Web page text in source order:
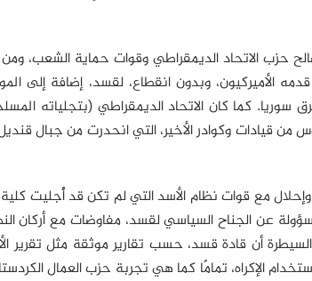
حزب الاتحاد الديمقراطي وقوات حماية الشعب،
الأميركيون، وبدون انقطاع، لقسد، إضافة إلى
كما كان الاتحاد الديمقراطي (بتجلياته
من قيادات وكوادر الأخير، التي انحدرت من جبال
مع قوات نظام الأسد التي لم تكن قد أُجليت
إلهام أحمد، المسؤولة عن الجناح السياسي لقسد، مفاوضات مع
أن قادة قسد، حسب تقارير موثقة مثل تقرير
2023، لم يترددوا مطلقًا في استخدام الإكراه، تمامًا كما هي تجربة حزب العمال